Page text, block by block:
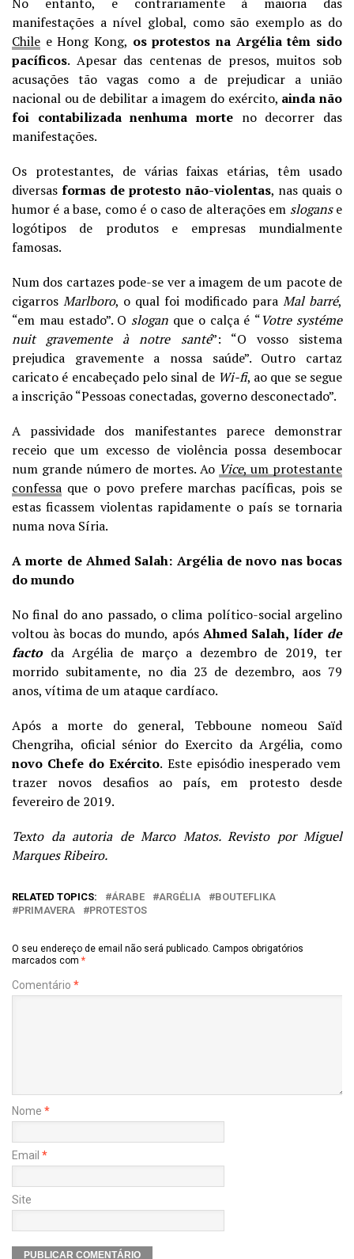
manifestações a nível global, como são exemplo as do
Chile e Hong Kong, os protestos na Argélia têm sido
pacíficos. Apesar das centenas de presos, muitos sob
acusações tão vagas como a de prejudicar a união
nacional ou de debilitar a imagem do exército, ainda não
foi contabilizada nenhuma morte no decorrer das
manifestações.
Os protestantes, de várias faixas etárias,têm usado
diversasformas de protesto não-violentas, nas quais o
humor é a base, como é o caso de alterações em sloganse
logótipos de produtos e empresas mundialmente
famosas.
Num dos cartazes pode-se ver a imagem de um pacote de
cigarros Marlboro, o qual foi modificado para Mal barré,
“em mau estado”. O slogan que o calça é “Votre systéme
nuit gravemente à notre santé”: “O vosso sistema
prejudica gravemente a nossa saúde”. Outro cartaz
caricato é encabeçado pelo sinal de Wi-fi, ao que se segue
a inscrição “Pessoas conectadas, governo desconectado”.
A passividade dos manifestantes parece demonstrar
receio que um excesso de violência possa desembocar
num grande número de mortes. Ao Vice, um protestante
confessa que o povo prefere marchas pacíficas, pois se
estas ficassem violentas rapidamente o país se tornaria
numa nova Síria.
A morte de Ahmed Salah: Argélia de novo nas bocas
do mundo
No final do ano passado, o clima político-social argelino
voltou às bocas do mundo, após Ahmed Salah, líder de
factoda Argélia de março a dezembro de 2019, ter
morrido subitamente, no dia 23 de dezembro, aos 79
anos, vítima de um ataque cardíaco.
Após a morte do general, Tebboune nomeou Saïd
Chengriha, oficial sénior do Exercito da Argélia, como
novo Chefe do Exército. Este episódio inesperado vem
trazer novos desafios ao país, em protesto desde
fevereiro de 2019.
Texto da autoria de Marco Matos. Revisto por Miguel
Marques Ribeiro.
RELATED TOPICS: ÁRABE ARGÉLIA
BOUTEFLIKA
PRIMAVERA
PROTESTOS
O seu endereço de email não será publicado. Campos obrigatórios
marcados com *
Comentário *
Nome *
Email *
Site